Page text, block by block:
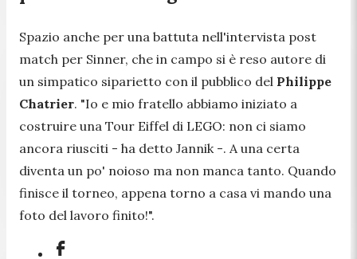
Spazio anche per una battuta nell'intervista post
match per Sinner, che in campo si è reso autore di
un simpatico siparietto con il pubblico del Philippe
Chatrier. "Io e mio fratello abbiamo iniziato a
costruire una Tour Eiffel di LEGO: non ci siamo
ancora riusciti - ha detto Jannik -. A una certa
diventa un po' noioso ma non manca tanto. Quando
finisce il torneo, appena torno a casa vi mando una
foto del lavoro finito!".